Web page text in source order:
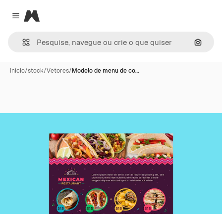
Close menu
Magnific
Início/stock/Vetores/Modelo de menu de co…